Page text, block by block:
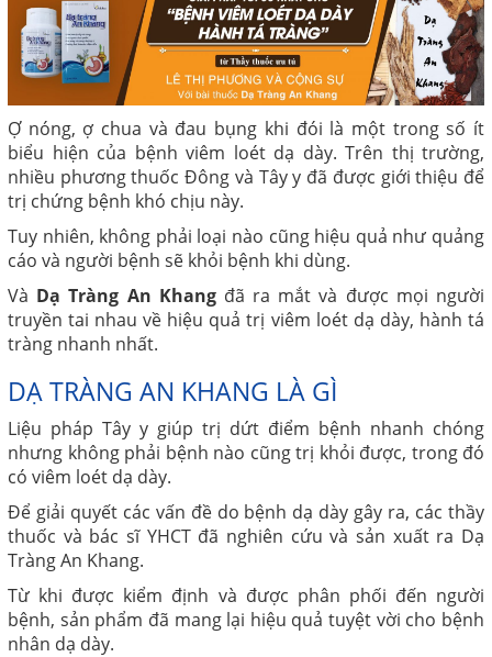
Ợ nóng, ợ chua và đau bụng khi đói là một trong số ít
biểu hiện của bệnh viêm loét dạ dày. Trên thị trường,
nhiều phương thuốc Đông và Tây y đã được giới thiệu để
trị chứng bệnh khó chịu này.
Tuy nhiên, không phải loại nào cũng hiệu quả như quảng
cáo và người bệnh sẽ khỏi bệnh khi dùng.
Và Dạ Tràng An Khangđã ra mắt và được mọi người
truyền tai nhau về hiệu quả trị viêm loét dạ dày, hành tá
tràng nhanh nhất.
DẠ TRÀNG AN KHANG LÀ GÌ
Liệu pháp Tây y giúp trị dứt điểm bệnh nhanh chóng
nhưng không phải bệnh nào cũng trị khỏi được, trong đó
có viêm loét dạ dày.
Để giải quyết các vấn đề do bệnh dạ dày gây ra, các thầy
thuốc và bác sĩ YHCT đã nghiên cứu và sản xuất ra Dạ
Tràng An Khang.
Từ khi được kiểm định và được phân phối đến người
bệnh, sản phẩm đã mang lại hiệu quả tuyệt vời cho bệnh
nhân dạ dày.